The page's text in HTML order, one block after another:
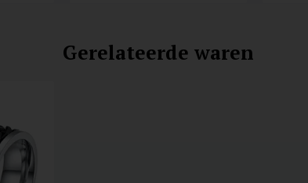
Gerelateerde waren